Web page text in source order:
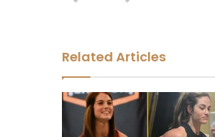
Related Articles